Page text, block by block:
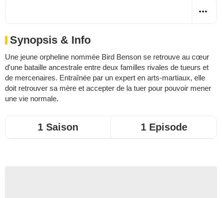
Synopsis & Info
Une jeune orpheline nommée Bird Benson se retrouve au cœur
d'une bataille ancestrale entre deux familles rivales de tueurs et
de mercenaires. Entraînée par un expert en arts-martiaux, elle
doit retrouver sa mère et accepter de la tuer pour pouvoir mener
une vie normale.
1 Saison 1 Episode